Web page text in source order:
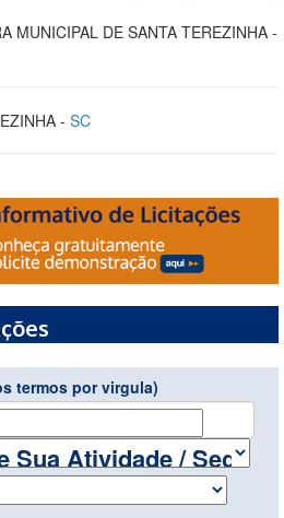
MUNICIPAL DE SANTA TEREZINHA -
- SC
termos por virgula)